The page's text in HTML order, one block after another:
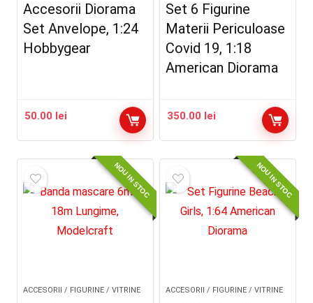
Accesorii Diorama
Set Anvelope, 1:24
Hobbygear
50.00 lei
Set 6 Figurine
Materii Periculoase
Covid 19, 1:18
American Diorama
350.00 lei
NOU IN STOC
ACCESORII / FIGURINE / VITRINE
NOU IN STOC
ACCESORII / FIGURINE / VITRINE